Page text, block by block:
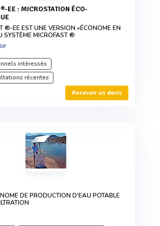
®-EE EST UNE VERSION «ÉCONOME EN
SYSTÈME MICROFAST ®
intéressés
récentes
Recevoir un devis
DE PRODUCTION D'EAU POTABLE